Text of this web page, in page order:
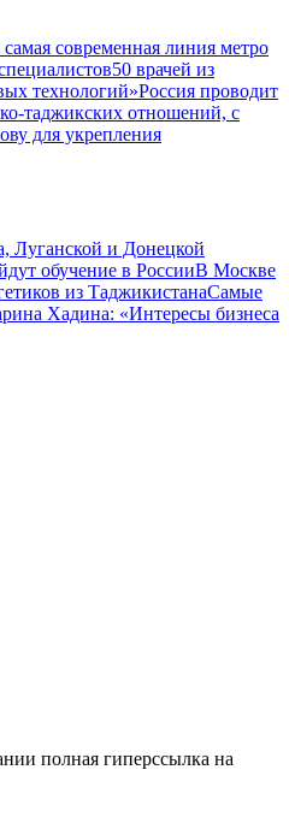
современная линия метро
50 врачей из
технологий»Россия проводит
таджикских отношений, с
для укрепления
Луганской и Донецкой
обучение в РоссииВ Москве
из ТаджикистанаСамые
Хадина: «Интересы бизнеса
полная гиперссылка на